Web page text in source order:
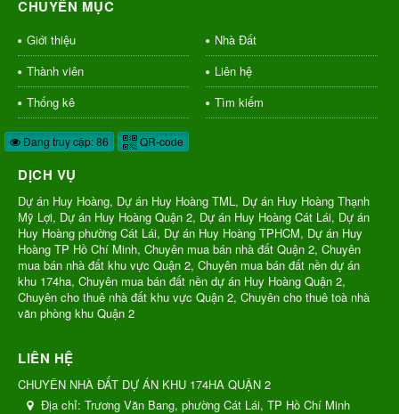
CHUYÊN MỤC
Giới thiệu
Nhà Đất
Thành viên
Liên hệ
Thống kê
Tìm kiếm
Đang truy cập: 86 QR-code
DỊCH VỤ
Dự án Huy Hoàng, Dự án Huy Hoàng TML, Dự án Huy Hoàng Thạnh
Mỹ Lợi, Dự án Huy Hoàng Quận 2, Dự án Huy Hoàng Cát Lái, Dự án
Huy Hoàng phường Cát Lái, Dự án Huy Hoàng TPHCM, Dự án Huy
Hoàng TP Hồ Chí Minh, Chuyên mua bán nhà đất Quận 2, Chuyên
mua bán nhà đất khu vực Quận 2, Chuyên mua bán đất nền dự án
khu 174ha, Chuyên mua bán đất nền dự án Huy Hoàng Quận 2,
Chuyên cho thuê nhà đất khu vực Quận 2, Chuyên cho thuê toà nhà
văn phòng khu Quận 2
LIÊN HỆ
CHUYÊN NHÀ ĐẤT DỰ ÁN KHU 174HA QUẬN 2
Địa chỉ: Trương Văn Bang, phường Cát Lái, TP Hồ Chí Minh